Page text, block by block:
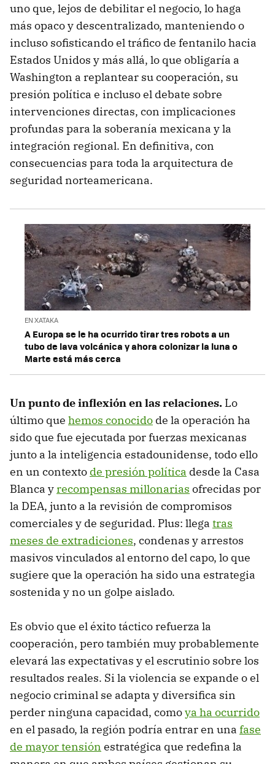
uno que, lejos de debilitar el negocio, lo haga
más opaco y descentralizado, manteniendo o
incluso sofisticando el tráfico de fentanilo hacia
Estados Unidos y más allá, lo que obligaría a
Washington a replantear su cooperación, su
presión política e incluso el debate sobre
intervenciones directas, con implicaciones
profundas para la soberanía mexicana y la
integración regional. En definitiva, con
consecuencias para toda la arquitectura de
seguridad norteamericana.
EN XATAKA
A Europa se le ha ocurrido tirar tres robots a un
tubo de lava volcánica y ahora colonizar la luna o
Marte está más cerca
Un punto de inflexión en las relaciones. Lo
último que hemos conocido de la operación ha
sido que fue ejecutada por fuerzas mexicanas
junto a la inteligencia estadounidense, todo ello
en un contexto de presión política desde la Casa
Blanca yrecompensas millonarias ofrecidas por
la DEA, junto a la revisión de compromisos
comerciales y de seguridad. Plus: llega tras
meses de extradiciones, condenas y arrestos
masivos vinculados al entorno del capo, lo que
sugiere que la operación ha sido una estrategia
sostenida y no un golpe aislado.
Es obvio que el éxito táctico refuerza la
cooperación, pero también muy probablemente
elevará las expectativas y el escrutinio sobre los
resultados reales. Si la violencia se expande o el
negocio criminal se adapta y diversifica sin
perder ninguna capacidad, comoya ha ocurrido
en el pasado, la región podría entrar en una fase
de mayor tensión estratégica que redefina la